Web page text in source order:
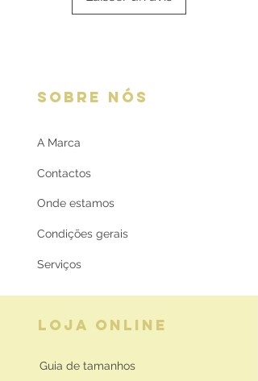
SOBRE NÓS
A Marca
Contactos
Onde estamos
Condições gerais
Serviços
LOJA ONLINE
Guia de tamanhos